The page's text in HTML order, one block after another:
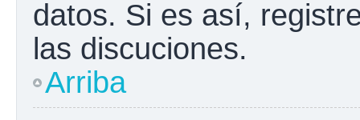
datos. Si es así,
las discuciones.
Arriba